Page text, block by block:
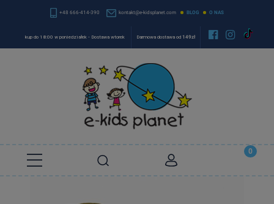
+48 666-414-390 kontakt@e-kidsplanet.com BLOG O NAS
kup do 18:00 w poniedziałek - Dostawa wtorek Darmowa dostawa od 149zł  